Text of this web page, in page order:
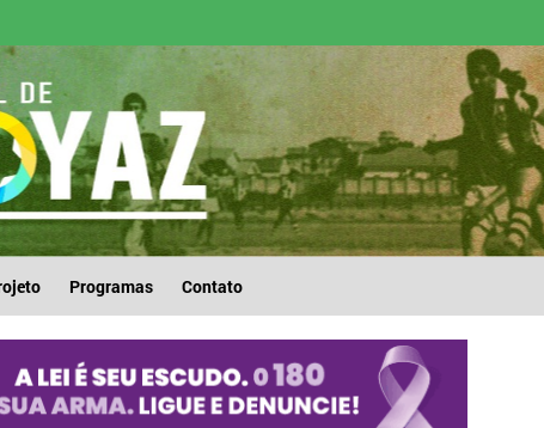
Programas Contato